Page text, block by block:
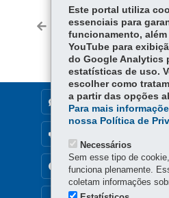
ce
bo
ok
Voltar Início
DENUNCIE CORRUPÇÃO
TRANSPARÊNCIA
Este portal utiliza
essenciais para
funcionamento,
YouTube para
do Google Analytics
estatísticas de uso.
escolher como
a partir das opções
Para mais
nossa Política de
Necessários
Sem esse tipo de
funciona plenamente.
coletam informações